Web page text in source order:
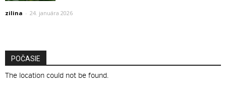
zilina - 24. januára 2026
POČASIE
The location could not be found.